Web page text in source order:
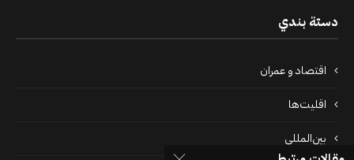
دستة بندي
اقتصاد و عمران
اقلیت‌ها
بین‌المللی